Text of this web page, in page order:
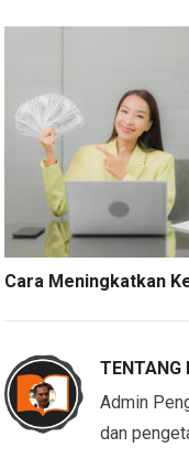
Cara Meningkatkan
TENTANG
Admin
dan